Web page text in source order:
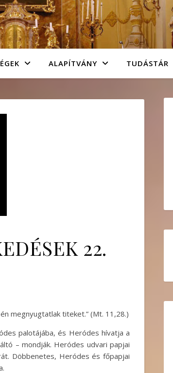
ALAPÍTVÁNY TUDÁSTÁR
22.
megnyugtatlak titeket.” (Mt. 11,28.)
palotájába, és Heródes hívatja a
– mondják. Heródes udvari papjai
Döbbenetes, Heródes és főpapjai